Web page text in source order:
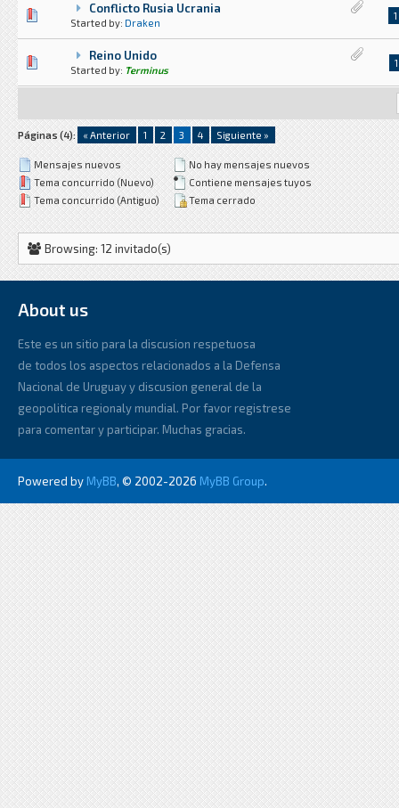
Conflicto Rusia Ucrania
Started by: Draken
1
1 voto(s) - Media 1 de 5
1234 5
Reino Unido
Started by: Terminus
1
6 voto(s) - Media 1.83 de 5
12345
Páginas (4): « Anterior 1 2 3 4 Siguiente »
Mensajes nuevos
Tema concurrido (Nuevo)
Tema concurrido (Antiguo)
No hay mensajes nuevos
Contiene mensajes tuyos
Tema cerrado
Browsing: 12 invitado(s)
About us
Este es un sitio para la discusion respetuosa
de todos los aspectos relacionados a la Defensa
Nacional de Uruguay y discusion general de la
geopolitica regionaly mundial. Por favor registrese
para comentar y participar. Muchas gracias.
Powered by MyBB, © 2002-2026 MyBB Group.